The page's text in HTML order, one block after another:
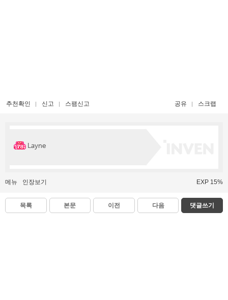
추천확인 신고 스팸신고 공유 스크랩
Layne
메뉴 인장보기 EXP 15%
목록 본문 이전 다음 댓글쓰기